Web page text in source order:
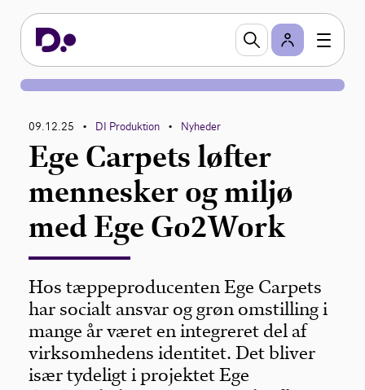
09.12.25 • DI Produktion • Nyheder
Ege Carpets løfter
mennesker og miljø
med Ege Go2Work
Hos tæppeproducenten Ege Carpets
har socialt ansvar og grøn omstilling i
mange år været en integreret del af
virksomhedens identitet. Det bliver
især tydeligt i projektet Ege